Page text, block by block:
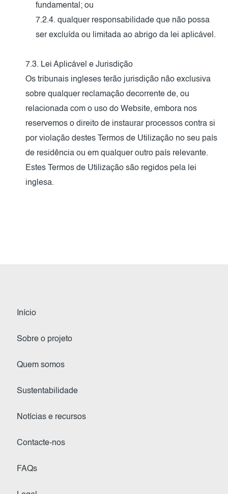
fundamental; ou
7.2.4. qualquer responsabilidade que não possa
ser excluída ou limitada ao abrigo da lei aplicável.
7.3. Lei Aplicável e Jurisdição
Os tribunais ingleses terão jurisdição não exclusiva
sobre qualquer reclamação decorrente de, ou
relacionada com o uso do Website, embora nos
reservemos o direito de instaurar processos contra si
por violação destes Termos de Utilização no seu país
de residência ou em qualquer outro país relevante.
Estes Termos de Utilização são regidos pela lei
inglesa.
Início
Sobre o projeto
Quem somos
Sustentabilidade
Notícias e recursos
Contacte-nos
FAQs